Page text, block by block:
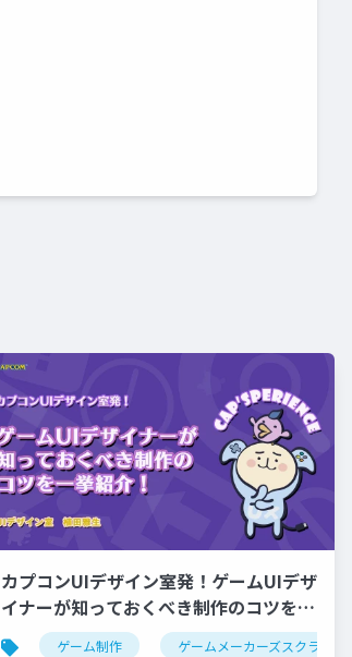
ゲームエンジン
カプコンUIデザイン室発！ゲームUIデザ
イナーが知っておくべき制作のコツを一
挙紹介！ゲーム制作 ゲームメーカーズスクランブ